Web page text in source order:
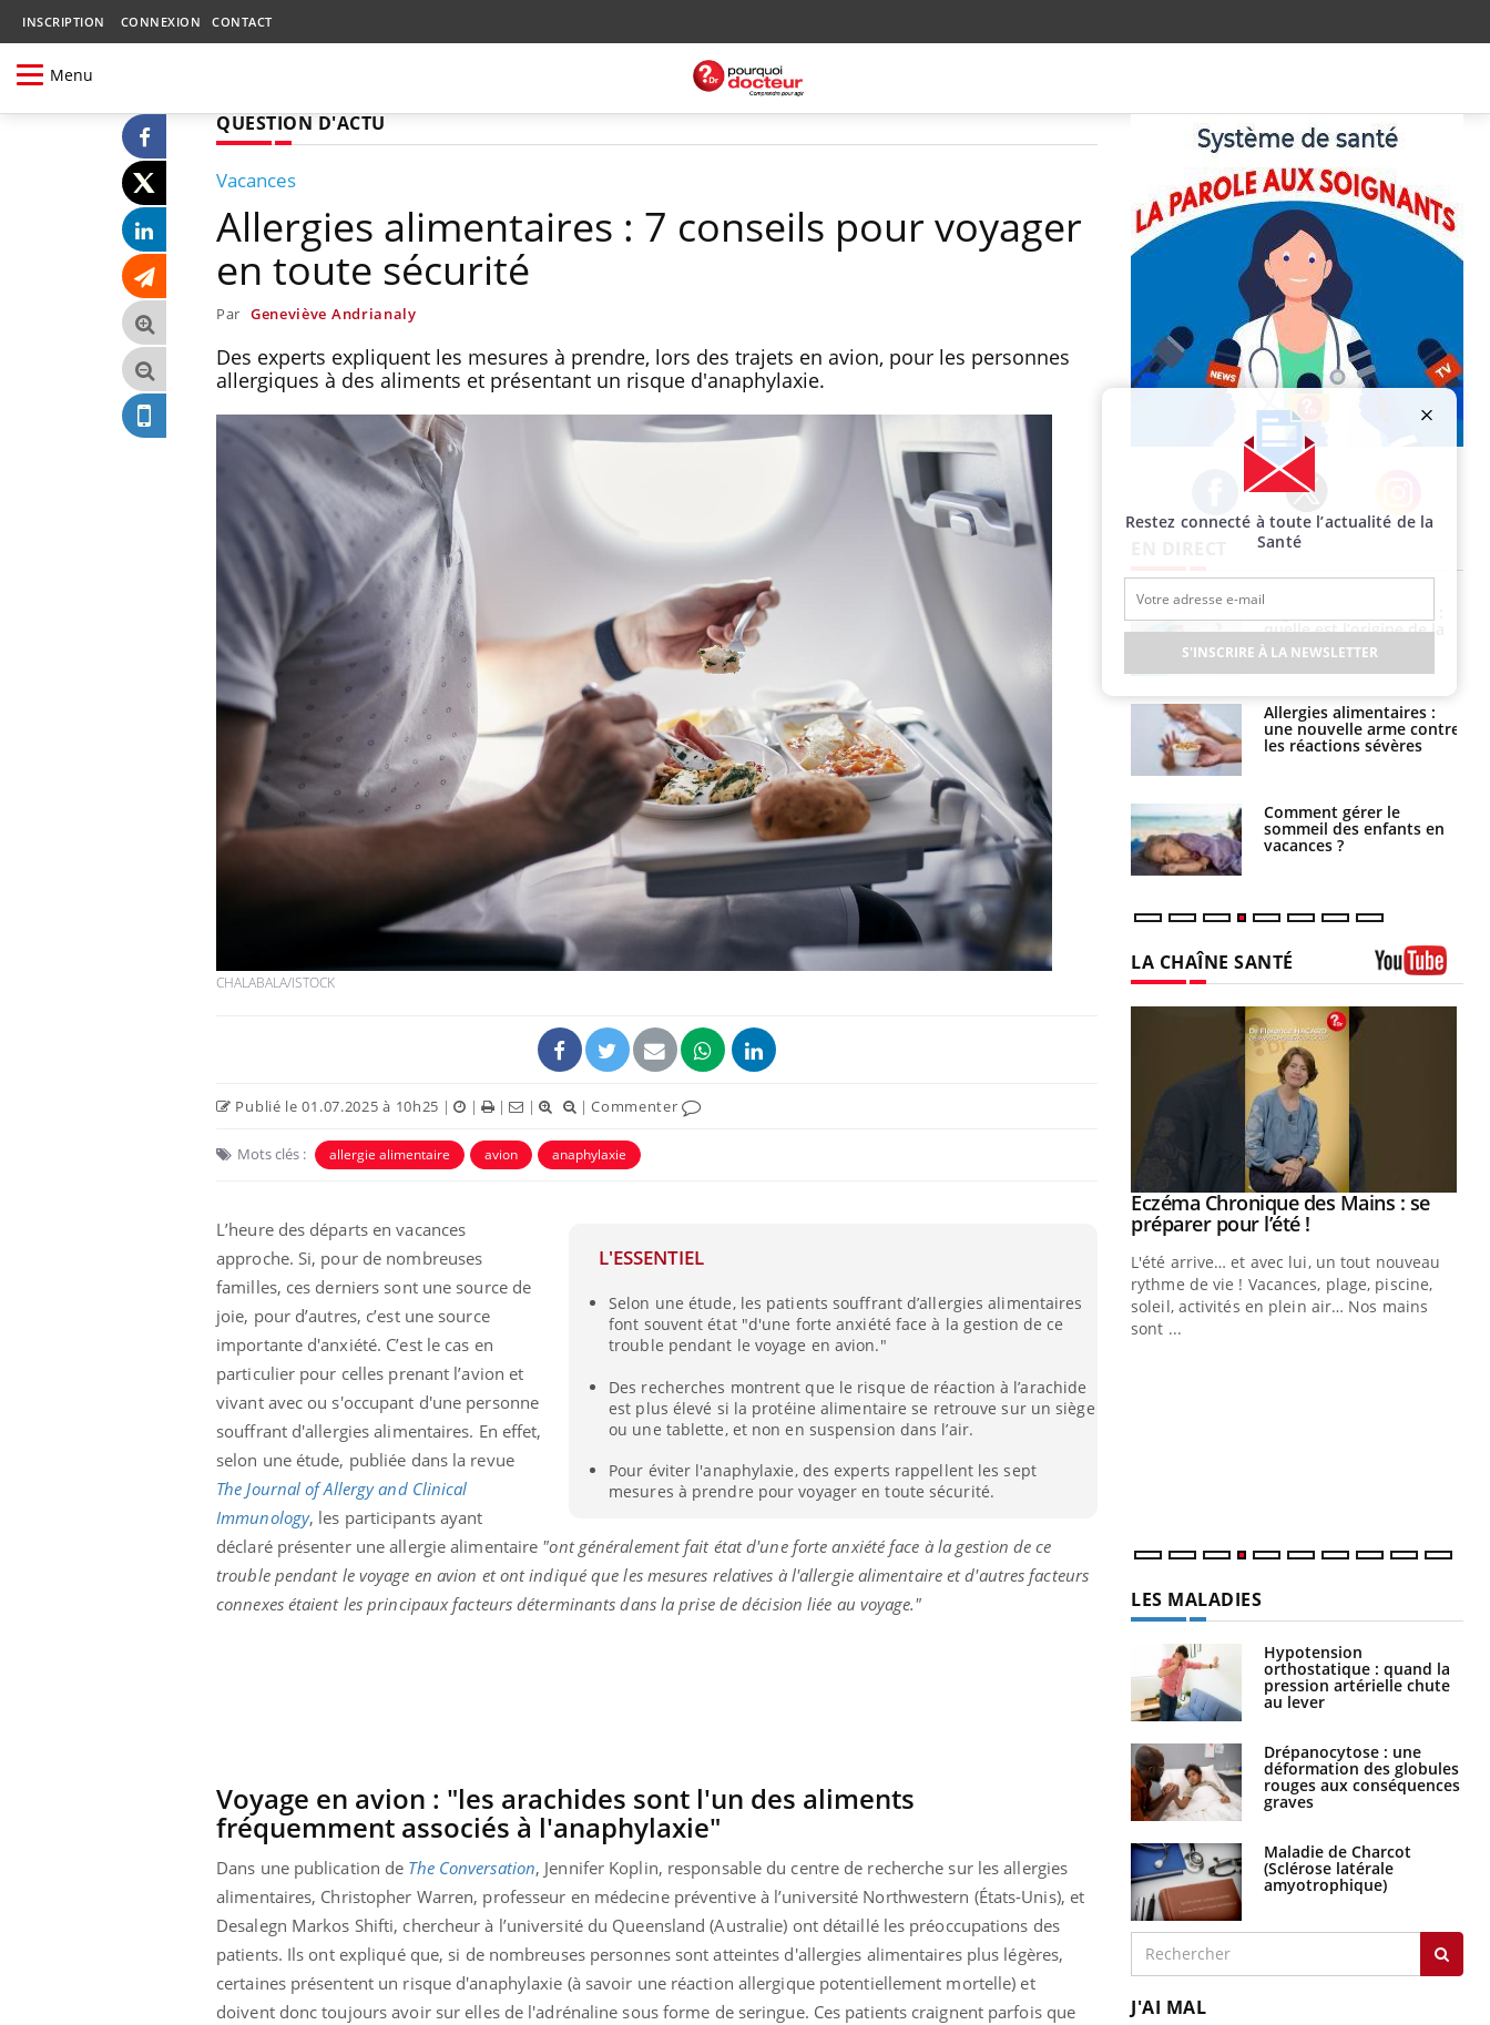
INSCRIPTION CONNEXION CONTACT
Menu
QUESTION D'ACTU
Vacances
Allergies alimentaires : 7 conseils pour voyager
en toute sécurité
Par Geneviève Andrianaly
Des experts expliquent les mesures à prendre, lors des trajets en avion, pour les personnes
allergiques à des aliments et présentant un risque d'anaphylaxie.
CHALABALA/ISTOCK
Publié le 01.07.2025 à 10h25 | | | | |Commenter
Mots clés : allergie alimentaire avion anaphylaxie
L'ESSENTIEL
Selon une étude, les patients souffrant d’allergies alimentaires
font souvent état "d'une forte anxiété face à la gestion de ce
trouble pendant le voyage en avion."
Des recherches montrent que le risque de réaction à l’arachide
est plus élevé si la protéine alimentaire se retrouve sur un siège
ou une tablette, et non en suspension dans l’air.
Pour éviter l'anaphylaxie, des experts rappellent les sept
mesures à prendre pour voyager en toute sécurité.
L’heure des départs en vacances
approche. Si, pour de nombreuses
familles, ces derniers sont une source de
joie, pour d’autres, c’est une source
importante d'anxiété. C’est le cas en
particulier pour celles prenant l’avion et
vivant avec ou s'occupant d'une personne
souffrant d'allergies alimentaires. En effet,
selon une étude, publiée dans la revue
The Journal of Allergy and Clinical
Immunology, les participants ayant
déclaré présenter une allergie alimentaire "ont généralement fait état d'une forte anxiété face à la gestion de ce
trouble pendant le voyage en avion et ont indiqué que les mesures relatives à l'allergie alimentaire et d'autres facteurs
connexes étaient les principaux facteurs déterminants dans la prise de décision liée au voyage."
Voyage en avion : "les arachides sont l'un des aliments
fréquemment associés à l'anaphylaxie"
Dans une publication de The Conversation, Jennifer Koplin, responsable du centre de recherche sur les allergies
alimentaires, Christopher Warren, professeur en médecine préventive à l’université Northwestern (États-Unis), et
Desalegn Markos Shifti, chercheur à l’université du Queensland (Australie) ont détaillé les préoccupations des
patients. Ils ont expliqué que, si de nombreuses personnes sont atteintes d'allergies alimentaires plus légères,
certaines présentent un risque d'anaphylaxie (à savoir une réaction allergique potentiellement mortelle) et
doivent donc toujours avoir sur elles de l'adrénaline sous forme de seringue. Ces patients craignent parfois que
Facebook Twitter Instagram
VIH : la fin du comprimé
tous les jours se profile-t-
elle enfin ?
Pourquoi votre ventre
gâche-t-il les premiers
jours de vos vacances ?
Fortes chaleurs :
pourquoi le risque de
noyade grimpe-t-il ?
Le Viagra pourrait-il
freiner la propagation du
cancer ?
Pourquoi manger moins
de protéines pourrait
finalement être bénéfique
Grossesse et chaleur : ce
que dit la science
Le smartphone nuit-il à
l'apprentissage de la
lecture ?
Mordue par une tique en
vacances, elle reste dans
le coma pendant 42 jours
Mordue par un
barracuda, une petite fille
secourue grâce à un
réflexe essentiel
quelle est l’origine de la
contamination ?
Allergies alimentaires :
une nouvelle arme contre
les réactions sévères
Comment gérer le
sommeil des enfants en
vacances ?
LA CHAÎNE SANTÉ
expliquer ma maladieYoutube
Il y a des sujets qui sont faciles à aborder...
d'autres non ! D'un côté, poser des
questions sur la maladie d'un proche c'est
Fatigue, irritabilité, brouillard mental ou
même alopécie… Les symptômes de la
carence en fer sont multiples ce qui la rend
...
patients comme parfois chez les soignants.
Youtube
Eczéma Chronique des Mains : se
préparer pour l’été !Youtube
L'été arrive… et avec lui, un tout nouveau
rythme de vie ! Vacances, plage, piscine,
soleil, activités en plein air… Nos mains
sont ...
LES MALADIES
Hypotension
orthostatique : quand la
pression artérielle chute
au lever
Drépanocytose : une
déformation des globules
rouges aux conséquences
graves
Maladie de Charcot
(Sclérose latérale
amyotrophique)
J'AI MAL
Restez connecté à toute l’actualité de la
Santé
S'INSCRIRE À LA NEWSLETTER